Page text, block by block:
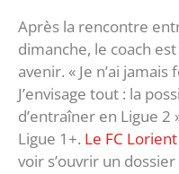
Après la rencontre
dimanche, le coach
avenir. « Je n’ai
J’envisage tout : la
d’entraîner en Ligue 2
Ligue 1+. Le FC Lorient
voir s’ouvrir un